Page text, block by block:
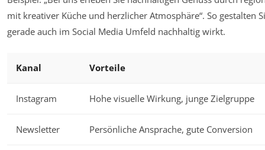
mit kreativer Küche und herzlicher Atmosphäre“. So gestalten
gerade auch im Social Media Umfeld nachhaltig wirkt.
Kanal Vorteile
Instagram Hohe visuelle Wirkung, junge Zielgruppe
Newsletter Persönliche Ansprache, gute Conversion